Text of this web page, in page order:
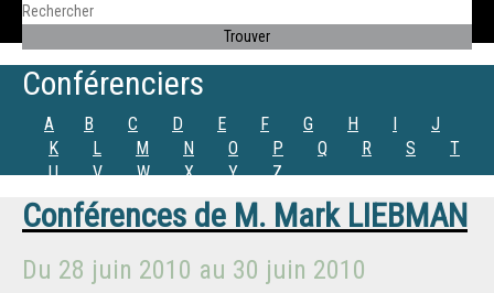
Conférenciers
A B C D E F G H I
J
K
L M N O P Q R S
T
U
V W X Y Z
Conférences de M. Mark LIEBMAN
Du 28 juin 2010 au 30 juin 2010